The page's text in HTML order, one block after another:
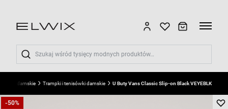
Wyszukaj
Buty damskie Trampki i tenisówki damskie U Buty Vans Classic Slip-on Black VEYEBLK
-50%